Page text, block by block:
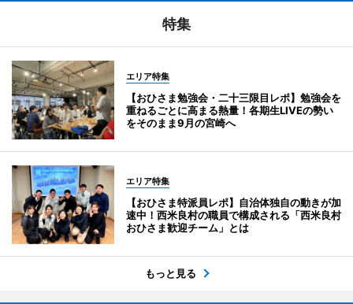
特集
エリア特集
【おひさま勉強会・二十三限目レポ】勉強会を
重ねるごとに高まる熱量！各期生LIVEの勢い
をそのまま9月の宮崎へ
エリア特集
【おひさま特派員レポ】自治体独自の動きが加
速中！西米良村の職員で構成される「西米良村
おひさま歓迎チーム」とは
もっと見る